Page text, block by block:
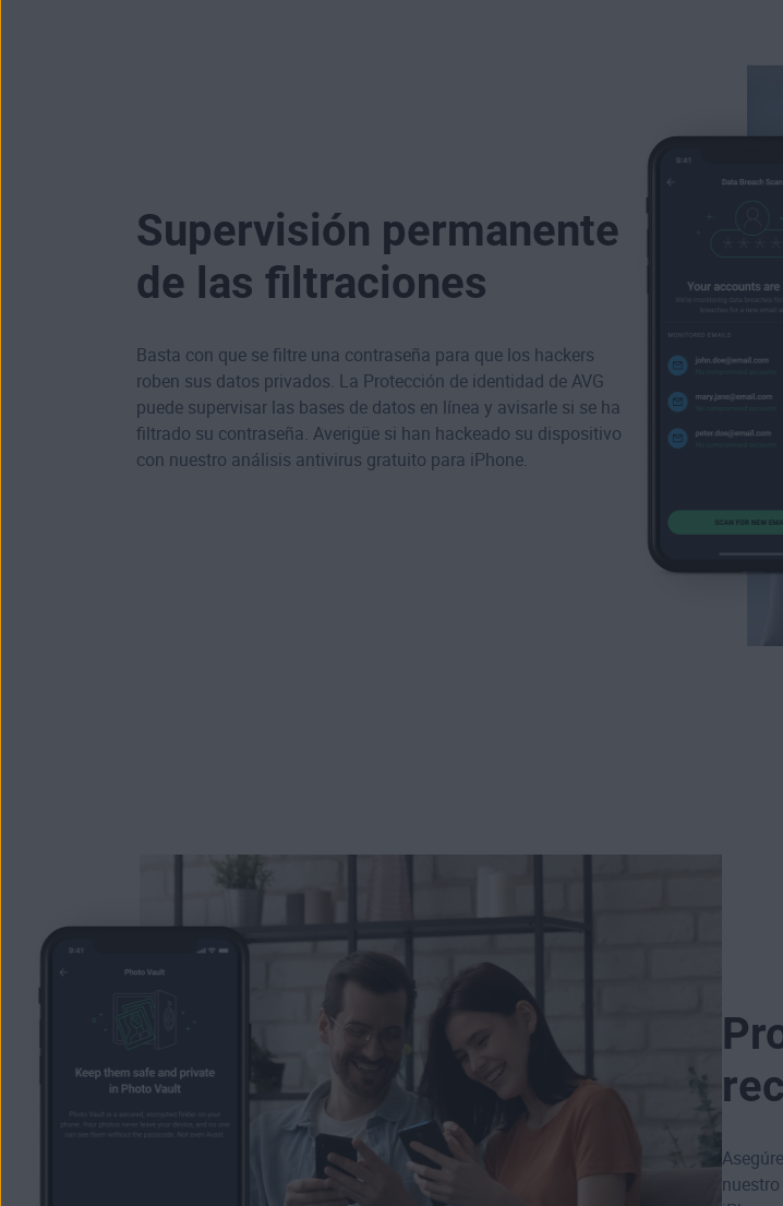
Supervisión permanente
de las filtraciones
Basta con que se filtre una contraseña para que los hackers
roben sus datos privados. La Protección de identidad de AVG
puede supervisar las bases de datos en línea y avisarle si se ha
filtrado su contraseña. Averigüe si han hackeado su dispositivo
con nuestro análisis antivirus gratuito para iPhone.